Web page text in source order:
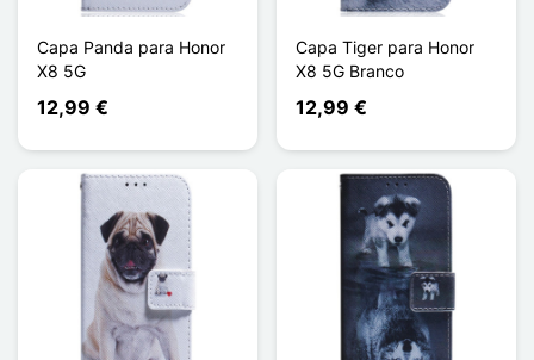
Capa Panda para Honor
X8 5G
12,99 €
Capa Tiger para Honor
X8 5G Branco
12,99 €